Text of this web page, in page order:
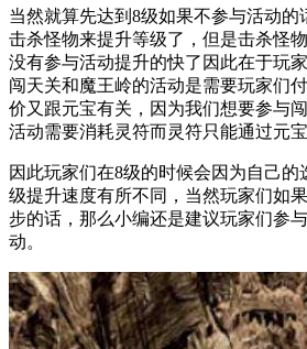
当然就算先达到8级如果不参与活动
击杀怪物来提升等级了，但是击杀怪
没有参与活动提升的快了因此在于玩
闯天关和魔王岭的活动是需要玩家们
价又跟元宝有关，因为我们想要参与
活动需要消耗灵符而灵符只能通过元宝
因此玩家们在8级的时候会因为自己
级提升速度有所不同，当然玩家们如
步的话，那么小编还是建议玩家们参
动。